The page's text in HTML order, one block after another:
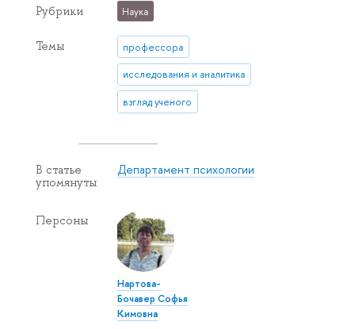
Рубрики Наука
Темы профессора
исследования и аналитика
взгляд ученого
В статье
упомянуты
Департамент психологии
Персоны
Нартова-
Бочавер Софья
Кимовна